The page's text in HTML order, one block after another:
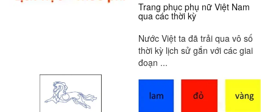
Trang phục phụ nữ Việt Nam
qua các thời kỳ
Nước Việt ta đã trải qua vô số
thời kỳ lịch sử gắn với các giai
đoạn ...